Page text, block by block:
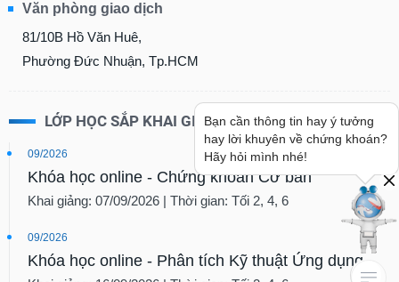
Văn phòng giao dịch
81/10B Hồ Văn Huê,
Phường Đức Nhuận, Tp.HCM
LỚP HỌC SẮP KHAI GIẢNG
09/2026
Khóa học online - Chứng khoán Cơ bản
Khai giảng: 07/09/2026 | Thời gian: Tối 2, 4, 6
09/2026
Khóa học online - Phân tích Kỹ thuật Ứng dụng